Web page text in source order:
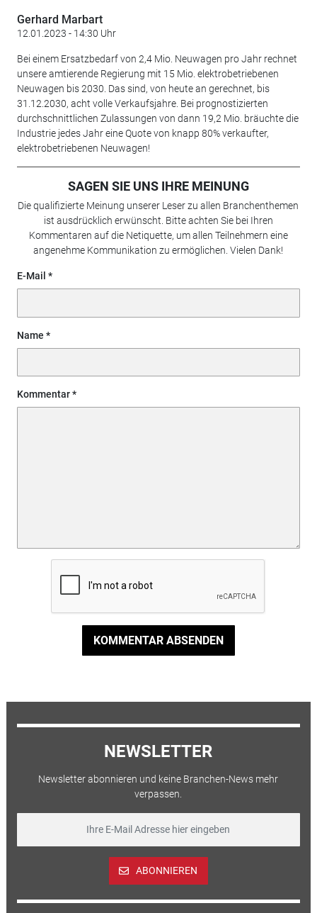
Gerhard Marbart
12.01.2023 - 14:30 Uhr
Bei einem Ersatzbedarf von 2,4 Mio. Neuwagen pro Jahr rechnet
unsere amtierende Regierung mit 15 Mio. elektrobetriebenen
Neuwagen bis 2030. Das sind, von heute an gerechnet, bis
31.12.2030, acht volle Verkaufsjahre. Bei prognostizierten
durchschnittlichen Zulassungen von dann 19,2 Mio. bräuchte die
Industrie jedes Jahr eine Quote von knapp 80% verkaufter,
elektrobetriebenen Neuwagen!
SAGEN SIE UNS IHRE MEINUNG
Die qualifizierte Meinung unserer Leser zu allen Branchenthemen
ist ausdrücklich erwünscht. Bitte achten Sie bei Ihren
Kommentaren auf die Netiquette, um allen Teilnehmern eine
angenehme Kommunikation zu ermöglichen. Vielen Dank!
E-Mail
Name
Kommentar
KOMMENTAR ABSENDEN
NEWSLETTER
Newsletter abonnieren und keine Branchen-News mehr
verpassen.
ABONNIEREN